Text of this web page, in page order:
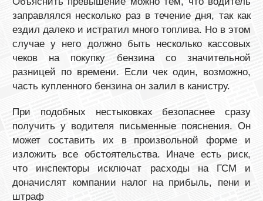
заправлялся несколько раз в течение дня, так как
ездил далеко и истратил много топлива. Но в этом
случае у него должно быть несколько кассовых
чеков на покупку бензина со значительной
разницей по времени. Если чек один, возможно,
часть купленного бензина он залил в канистру.
При подобных нестыковках безопаснее сразу
получить у водителя письменные пояснения. Он
может составить их в произвольной форме и
изложить все обстоятельства. Иначе есть риск,
что инспекторы исключат расходы на ГСМ и
доначислят компании налог на прибыль, пени и
штраф